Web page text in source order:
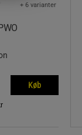
+ 6 varianter
Køb